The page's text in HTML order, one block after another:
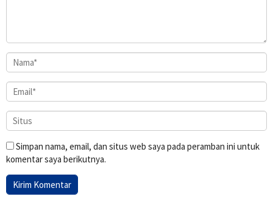
Simpan nama, email, dan situs web saya pada peramban ini untuk
komentar saya berikutnya.